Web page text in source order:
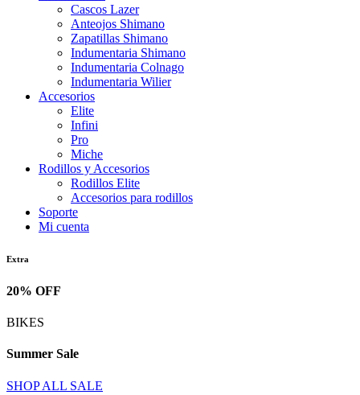
Cascos Lazer
Anteojos Shimano
Zapatillas Shimano
Indumentaria Shimano
Indumentaria Colnago
Indumentaria Wilier
Accesorios
Elite
Infini
Pro
Miche
Rodillos y Accesorios
Rodillos Elite
Accesorios para rodillos
Soporte
Mi cuenta
Extra
20% OFF
BIKES
Summer Sale
SHOP ALL SALE